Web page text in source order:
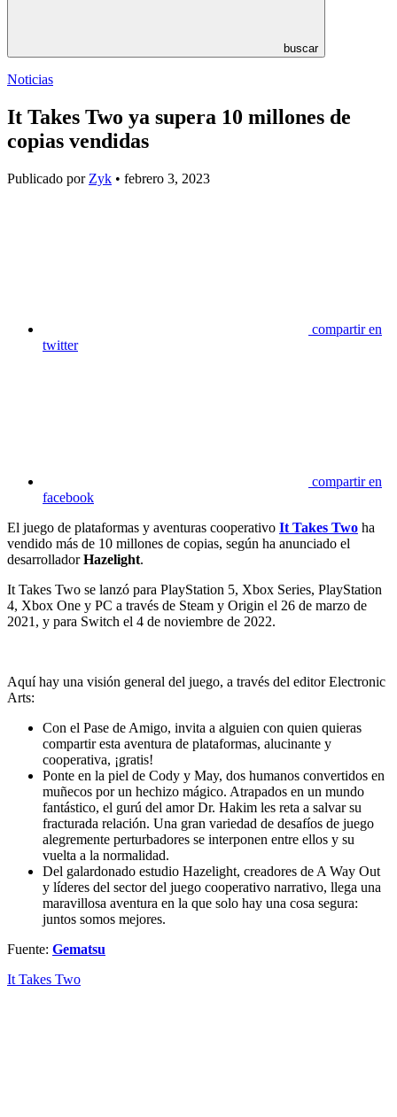
buscar
Noticias
It Takes Two ya supera 10 millones de
copias vendidas
Publicado por Zyk • febrero 3, 2023
compartir en
twitter
compartir en
facebook
El juego de plataformas y aventuras cooperativo It Takes Two ha
vendido más de 10 millones de copias, según ha anunciado el
desarrolladorHazelight.
It Takes Two se lanzó para PlayStation 5, Xbox Series, PlayStation
4, Xbox One y PC a través de Steam y Origin el 26 de marzo de
2021, y para Switch el 4 de noviembre de 2022.
Aquí hay una visión general del juego, a través del editor Electronic
Arts:
Con el Pase de Amigo, invita a alguien con quien quieras
compartir esta aventura de plataformas, alucinante y
cooperativa, ¡gratis!
Ponte en la piel de Cody y May, dos humanos convertidos en
muñecos por un hechizo mágico. Atrapados en un mundo
fantástico, el gurú del amor Dr. Hakim les reta a salvar su
fracturada relación. Una gran variedad de desafíos de juego
alegremente perturbadores se interponen entre ellos y su
vuelta a la normalidad.
Del galardonado estudio Hazelight, creadores de A Way Out
y líderes del sector del juego cooperativo narrativo, llega una
maravillosa aventura en la que solo hay una cosa segura:
juntos somos mejores.
Fuente: Gematsu
It Takes Two